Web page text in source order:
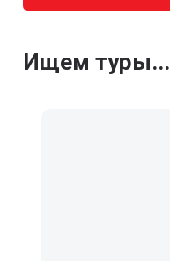
Ищем туры...